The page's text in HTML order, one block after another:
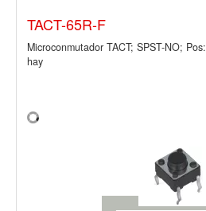
TACT-65R-F
Microconmutador TACT; SPST-NO;
hay